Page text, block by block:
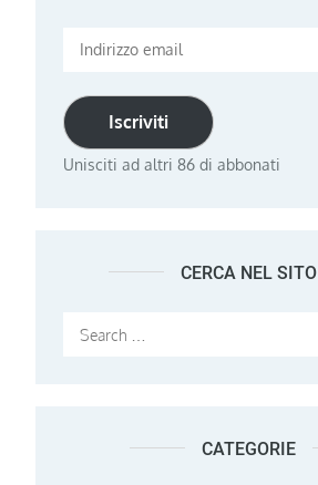
Indirizzo
Iscriviti
Unisciti ad altri 86 di abbonati
CERCA NEL SITO
Search
CATEGORIE